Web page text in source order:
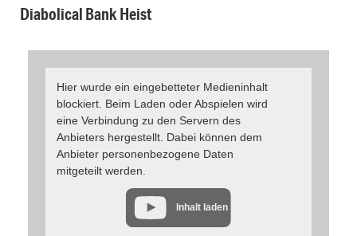
Diabolical Bank Heist
Hier wurde ein eingebetteter Medieninhalt
blockiert. Beim Laden oder Abspielen wird
eine Verbindung zu den Servern des
Anbieters hergestellt. Dabei können dem
Anbieter personenbezogene Daten
mitgeteilt werden.
Inhalt laden